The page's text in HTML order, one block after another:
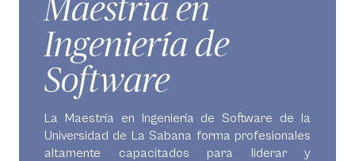
Ingeniería de
Software
La Maestría en Ingeniería de Software de la
Universidad de La Sabana forma profesionales
altamente capacitados para liderar y